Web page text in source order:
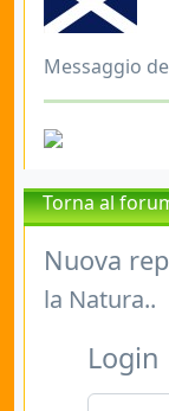
Messaggio
Torna al
Nuova
la Natura..
Login